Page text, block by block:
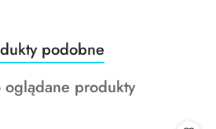
podobne
oglądane produkty